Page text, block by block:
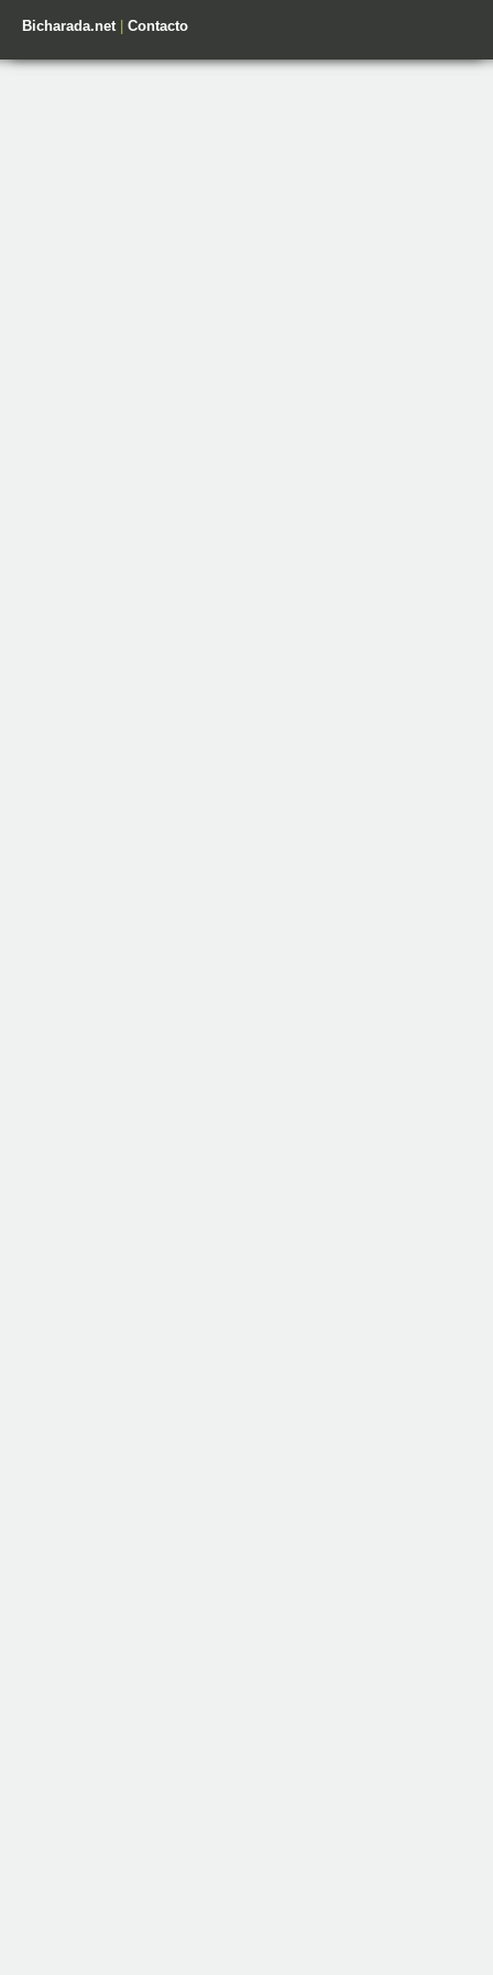
Bicharada.net| Contacto